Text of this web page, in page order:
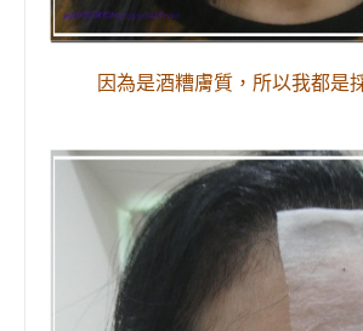
因為是酒糟膚質，所以我都是